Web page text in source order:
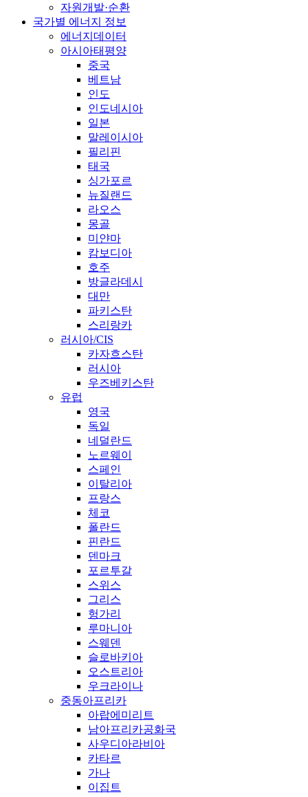
자원개발·순환
국가별 에너지 정보
에너지데이터
아시아태평양
중국
베트남
인도
인도네시아
일본
말레이시아
필리핀
태국
싱가포르
뉴질랜드
라오스
몽골
미얀마
캄보디아
호주
방글라데시
대만
파키스탄
스리랑카
러시아/CIS
카자흐스탄
러시아
우즈베키스탄
유럽
영국
독일
네덜란드
노르웨이
스페인
이탈리아
프랑스
체코
폴란드
핀란드
덴마크
포르투갈
스위스
그리스
헝가리
루마니아
스웨덴
슬로바키아
오스트리아
우크라이나
중동아프리카
아랍에미리트
남아프리카공화국
사우디아라비아
카타르
가나
이집트